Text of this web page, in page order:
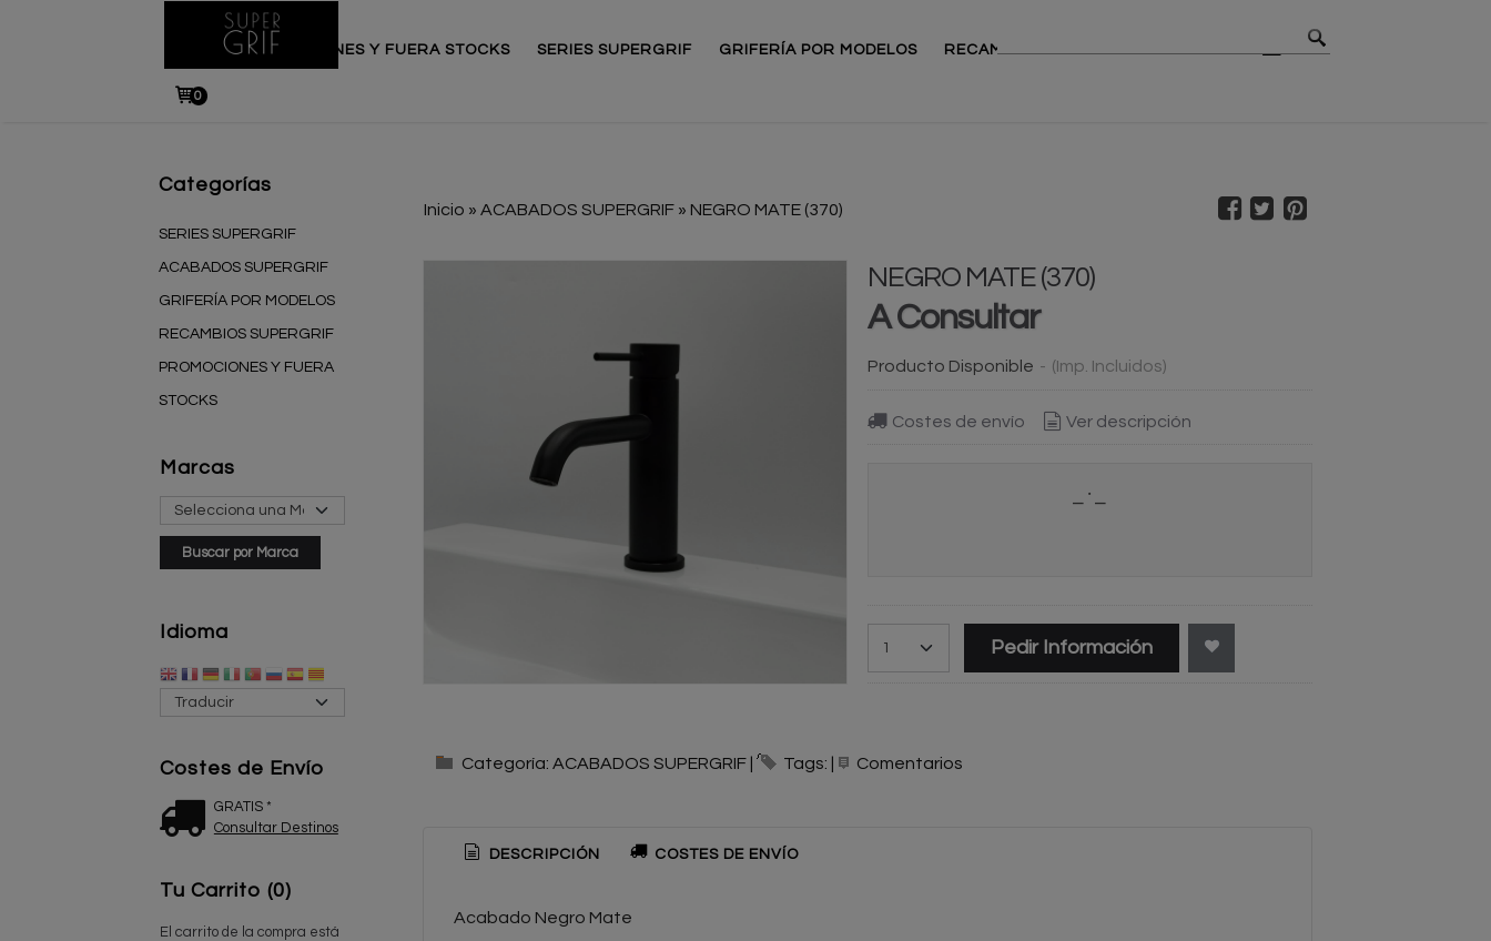
PROMOCIONES Y FUERA STOCKS SERIES SUPERGRIF GRIFERÍA POR MODELOS RECAMBIOS CONTACTO BLOG
0
Categorías
SERIES SUPERGRIF
ACABADOS SUPERGRIF
GRIFERÍA POR MODELOS
RECAMBIOS SUPERGRIF
PROMOCIONES Y FUERA
STOCKS
Marcas
Idioma
Costes de Envío
GRATIS *
Consultar Destinos
Tu Carrito (0)
El carrito de la compra está
Inicio » ACABADOS SUPERGRIF» NEGRO MATE (370)
NEGRO MATE (370)
A Consultar
Producto Disponible - (Imp. Incluidos)
Costes de envío Ver descripción
Pedir Información
Categoría: ACABADOS SUPERGRIF| Tags: Comentarios
DESCRIPCIÓN COSTES DE ENVÍO
Acabado Negro Mate